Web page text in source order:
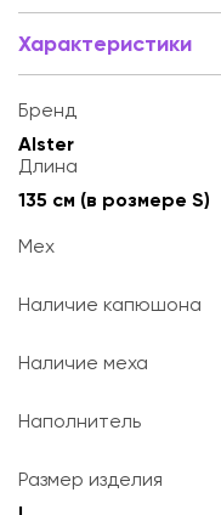
Характеристики
Бренд
Alster
Длина
135 см (в розмере S)
Мех
Наличие капюшона
Наличие меха
Наполнитель
Размер изделия